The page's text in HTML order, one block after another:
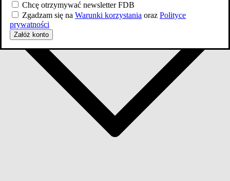
Chcę otrzymywać newsletter FDB
Zgadzam się na Warunki korzystania oraz Polityce
prywatności
Załóż konto